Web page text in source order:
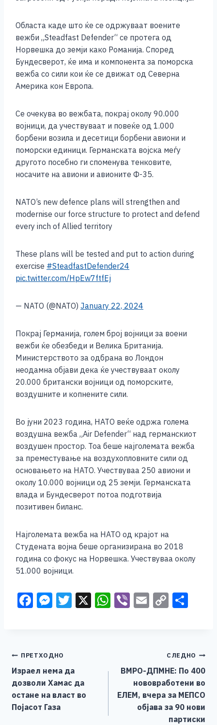
Областа каде што ќе се одржуваат воените
вежби „Steadfast Defender“ се протега од
Норвешка до земји како Романија. Според
Бундесверот, ќе има и компонента за поморска
вежба со сили кои ќе се движат од Северна
Америка кон Европа.
Се очекува во вежбата, покрај околу 90.000
војници, да учествуваат и повеќе од 1.000
борбени возила и десетици борбени авиони и
поморски единици. Германската војска меѓу
другото посебно ги споменува тенковите,
носачите на авиони и авионите Ф-35.
NATO’s new defence plans will strengthen and
modernise our force structure to protect and defend
every inch of Allied territory
These plans will be tested and put to action during
exercise #SteadfastDefender24
pic.twitter.com/HpEw7ftfEj
— NATO (@NATO) January 22, 2024
Покрај Германија, голем број војници за воени
вежби ќе обезбеди и Велика Британија.
Министерството за одбрана во Лондон
неодамна објави дека ќе учествуваат околу
20.000 британски војници од поморските,
воздушните и копнените сили.
Во јуни 2023 година, НАТО веќе одржа голема
воздушна вежба „Air Defender“ над германскиот
воздушен простор. Тоа беше најголемата вежба
за преместување на воздухопловните сили од
основањето на НАТО. Учествуваа 250 авиони и
околу 10.000 војници од 25 земји. Германската
влада и Бундесверот потоа подготвија
позитивен биланс.
Најголемата вежба на НАТО од крајот на
Студената војна беше организирана во 2018
година со фокус на Норвешка. Учествуваа околу
51.000 војници.
F
b
o
o
k
M
n
g
er
T X W
p
Vi E C
Li
n
k
Навигација
на
напис
ПРЕТХОДНО
Израел нема да
дозволи Хамас да
остане на власт во
Појасот Газа
СЛЕДНО
ВМРО-ДПМНЕ: По 400
нововработени во
ЕЛЕМ, вчера за МЕПСО
објава за 90 нови
партиски